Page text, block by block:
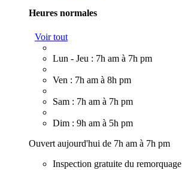
Heures normales
Voir tout
Lun - Jeu : 7h am à 7h pm
Ven : 7h am à 8h pm
Sam : 7h am à 7h pm
Dim : 9h am à 5h pm
Ouvert aujourd'hui de 7h am à 7h pm
Inspection gratuite du remorquage